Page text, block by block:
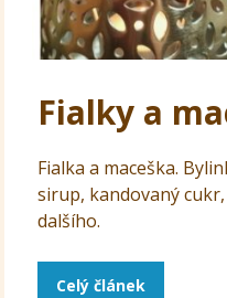
Fialky a
Fialka a maceška.
sirup, kandovaný
dalšího.
Celý článek